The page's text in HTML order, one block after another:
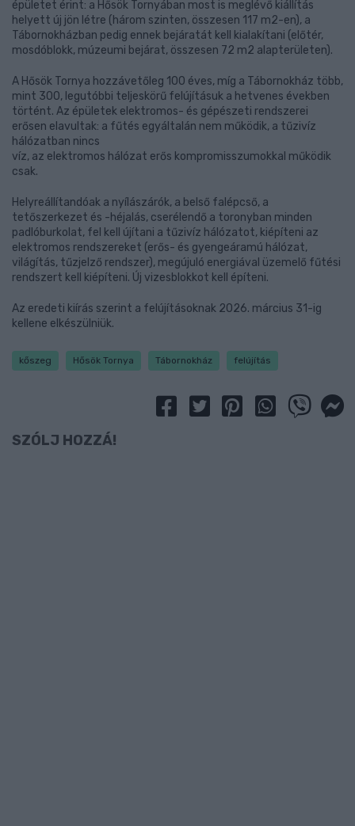
épületet érint: a Hősök Tornyában most is meglévő kiállítás
helyett új jön létre (három szinten, összesen 117 m2-en), a
Tábornokházban pedig ennek bejáratát kell kialakítani (előtér,
mosdóblokk, múzeumi bejárat, összesen 72 m2 alapterületen).
A Hősök Tornya hozzávetőleg 100 éves, míg a Tábornokház több,
mint 300, legutóbbi teljeskörű felújításuk a hetvenes években
történt. Az épületek elektromos- és gépészeti rendszerei
erősen elavultak: a fűtés egyáltalán nem működik, a tűzivíz
hálózatban nincs
víz, az elektromos hálózat erős kompromisszumokkal működik
csak.
Helyreállítandóak a nyílászárók, a belső falépcső, a
tetőszerkezet és -héjalás, cserélendő a toronyban minden
padlóburkolat, fel kell újítani a tűzivíz hálózatot, kiépíteni az
elektromos rendszereket (erős- és gyengeáramú hálózat,
világítás, tűzjelző rendszer), megújuló energiával üzemelő fűtési
rendszert kell kiépíteni. Új vizesblokkot kell építeni.
Az eredeti kiírás szerint a felújításoknak 2026. március 31-ig
kellene elkészülniük.
kőszeg Hősök Tornya Tábornokház felújítás
SZÓLJ HOZZÁ!